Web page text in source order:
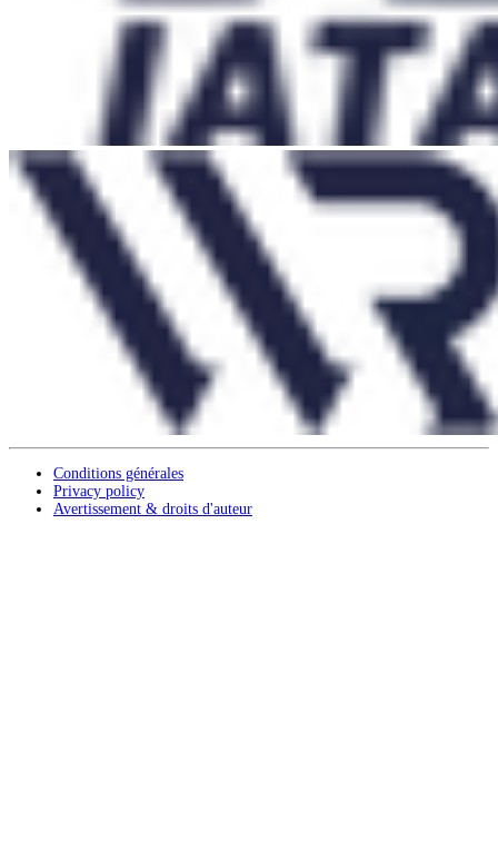
Conditions générales
Privacy policy
Avertissement & droits d'auteur